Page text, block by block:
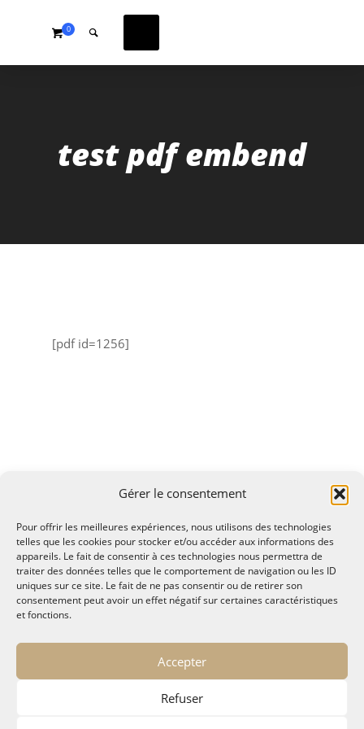
Gérer le consentement
Pour offrir les meilleures expériences, nous utilisons des technologies
telles que les cookies pour stocker et/ou accéder aux informations des
appareils. Le fait de consentir à ces technologies nous permettra de
traiter des données telles que le comportement de navigation ou les ID
uniques sur ce site. Le fait de ne pas consentir ou de retirer son
consentement peut avoir un effet négatif sur certaines caractéristiques
et fonctions.
Accepter
Refuser
0
test pdf embend
[pdf id=1256]
© MALTAE, Mémoire A Lire, Territoire A l'Ecoute / 1995-
2025
32, chemin Saint Lazare - Hyères 83400
maltae2(arobase)gmail.com